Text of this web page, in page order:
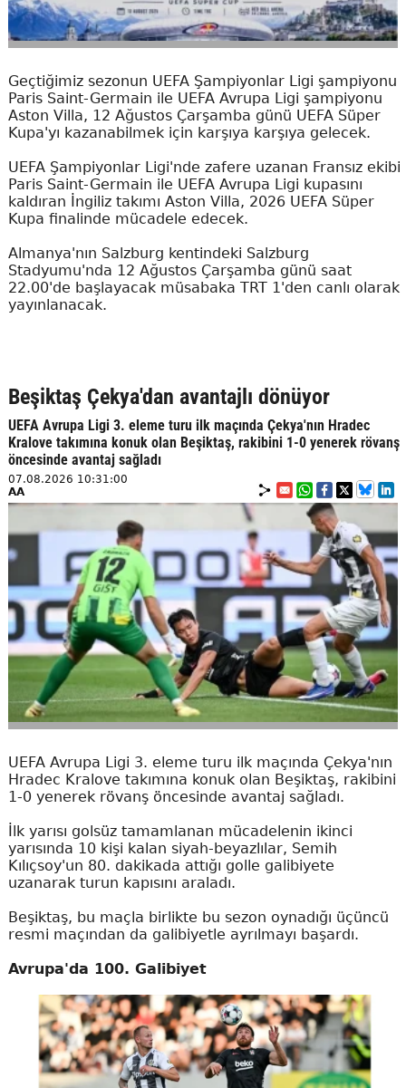
Geçtiğimiz sezonun UEFA Şampiyonlar Ligi şampiyonu
Paris Saint-Germain ile UEFA Avrupa Ligi şampiyonu
Aston Villa, 12 Ağustos Çarşamba günü UEFA Süper
Kupa'yı kazanabilmek için karşıya karşıya gelecek.
UEFA Şampiyonlar Ligi'nde zafere uzanan Fransız ekibi
Paris Saint-Germain ile UEFA Avrupa Ligi kupasını
kaldıran İngiliz takımı Aston Villa, 2026 UEFA Süper
Kupa finalinde mücadele edecek.
Almanya'nın Salzburg kentindeki Salzburg
Stadyumu'nda 12 Ağustos Çarşamba günü saat
22.00'de başlayacak müsabaka TRT 1'den canlı olarak
yayınlanacak.
Beşiktaş Çekya'dan avantajlı dönüyor
UEFA Avrupa Ligi 3. eleme turu ilk maçında Çekya'nın Hradec
Kralove takımına konuk olan Beşiktaş, rakibini 1-0 yenerek rövanş
öncesinde avantaj sağladı
07.08.2026 10:31:00
AA
UEFA Avrupa Ligi 3. eleme turu ilk maçında Çekya'nın
Hradec Kralove takımına konuk olan Beşiktaş, rakibini
1-0 yenerek rövanş öncesinde avantaj sağladı.
İlk yarısı golsüz tamamlanan mücadelenin ikinci
yarısında 10 kişi kalan siyah-beyazlılar, Semih
Kılıçsoy'un 80. dakikada attığı golle galibiyete
uzanarak turun kapısını araladı.
Beşiktaş, bu maçla birlikte bu sezon oynadığı üçüncü
resmi maçından da galibiyetle ayrılmayı başardı.
Avrupa'da 100. Galibiyet